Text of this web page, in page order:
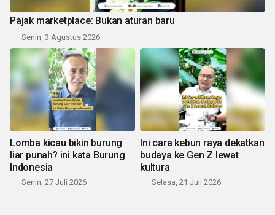
Pajak marketplace: Bukan aturan baru
Senin, 3 Agustus 2026
Lomba kicau bikin burung
liar punah? ini kata Burung
Indonesia
Senin, 27 Juli 2026
Ini cara kebun raya dekatkan
budaya ke Gen Z lewat
kultura
Selasa, 21 Juli 2026